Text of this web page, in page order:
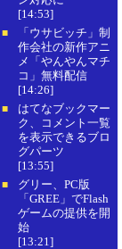
[14:53]
■
「ウサビッチ」制
作会社の新作アニ
メ「やんやんマチ
コ」無料配信
[14:26]
■
はてなブックマー
ク、コメント一覧
を表示できるブロ
グパーツ
[13:55]
■
グリー、PC版
「GREE」でFlash
ゲームの提供を開
始
[13:21]